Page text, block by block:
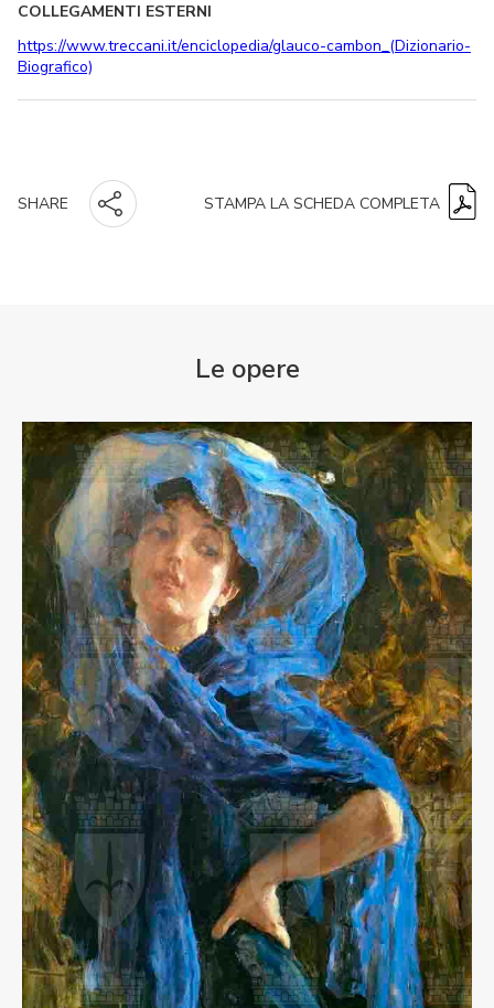
COLLEGAMENTI ESTERNI
https://www.treccani.it/enciclopedia/glauco-cambon_(Dizionario-
Biografico)
SHARE STAMPA LA SCHEDA COMPLETA
Le opere